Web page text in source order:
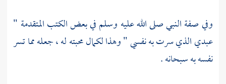
وفي صفة النبي صلى الله عليه وسلم في بعض الكتب المتقدمة "
عبدي الذي سرت به نفسي " وهذا لكمال محبته له ، جعله مما تسر
نفسه به سبحانه .